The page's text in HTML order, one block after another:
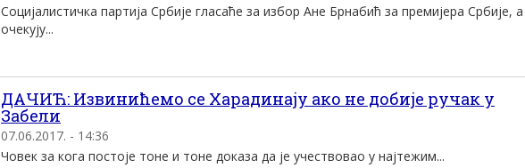
Социјалистичка партија Србије гласаће за избор Ане Брнабић за премијера Србије, а
очекују...
ДАЧИЋ: Извинићемо се Харадинају ако не добије ручак у
Забели
07.06.2017. - 14:36
Човек за кога постоје тоне и тоне доказа да је учествовао у најтежим...